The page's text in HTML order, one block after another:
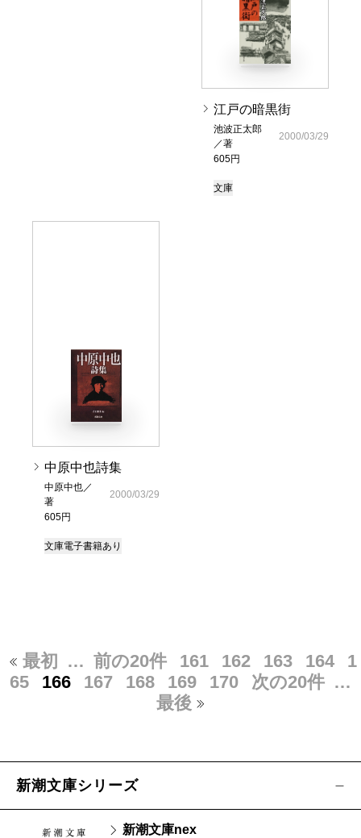
江戸の暗黒街
池波正太郎
／著
605円
2000/03/29
文庫
中原中也詩集
中原中也／
著
605円
2000/03/29
文庫電子書籍あり
最初 … 前の20件 161 162 163 164
1
65
166 167 168 169 170 次の20件 …
最後
新潮文庫シリーズ
新潮文庫nex